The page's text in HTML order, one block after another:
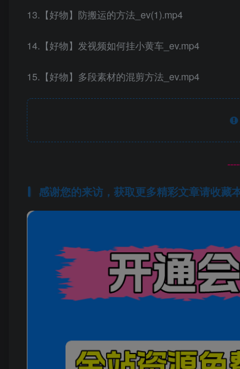
13.【好物】防搬运的方法_ev(1).mp4
14.【好物】发视频如何挂小黄车_ev.mp4
15.【好物】多段素材的混剪方法_ev.mp4
感谢您的来访，获取更多精彩文章请收藏本